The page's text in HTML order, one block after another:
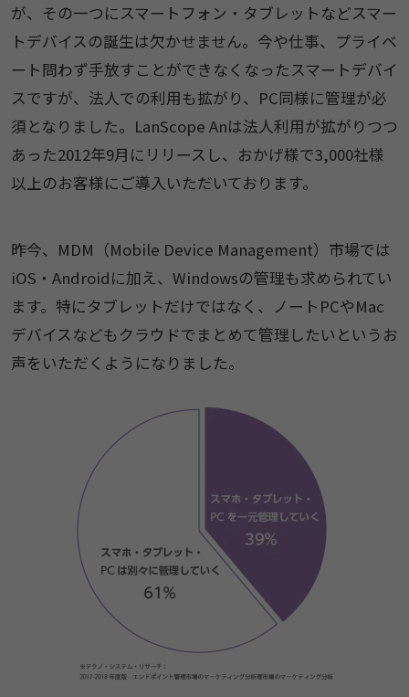
が、その一つにスマートフォン・タブレットなどスマー
トデバイスの誕生は欠かせません。今や仕事、プライベ
ート問わず手放すことができなくなったスマートデバイ
スですが、法人での利用も拡がり、PC同様に管理が必
須となりました。LanScope Anは法人利用が拡がりつつ
あった2012年9月にリリースし、おかげ様で3,000社様
以上のお客様にご導入いただいております。
昨今、MDM（Mobile Device Management）市場では
iOS・Androidに加え、Windowsの管理も求められてい
ます。特にタブレットだけではなく、ノートPCやMac
デバイスなどもクラウドでまとめて管理したいというお
声をいただくようになりました。